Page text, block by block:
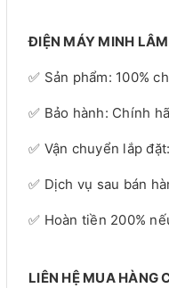
ĐIỆN MÁY MINH
✅ Sản phẩm: 100%
✅ Bảo hành: Chính
✅ Vận chuyển lắp
✅ Dịch vụ sau bán
✅ Hoàn tiền 200%
LIÊN HỆ MUA HÀNG